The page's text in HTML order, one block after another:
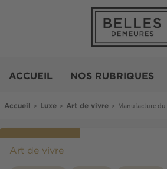
contenu
principal
Demeures
ACCUEIL NOS RUBRIQUES
Fil d'Ariane
Accueil > Luxe > Art de vivre > Manufacture du
Art de vivre